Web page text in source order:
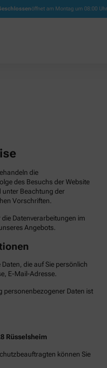
öffnet am Montag um 08:00 Uhr
die
des Besuchs der Website
unter Beachtung der
Vorschriften.
Datenverarbeitungen im
Angebots.
die auf Sie persönlich
E-Mail-Adresse.
Daten ist
Rüsselsheim
können Sie